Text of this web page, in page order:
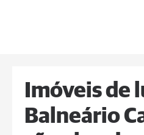
Imóveis de
Balneário